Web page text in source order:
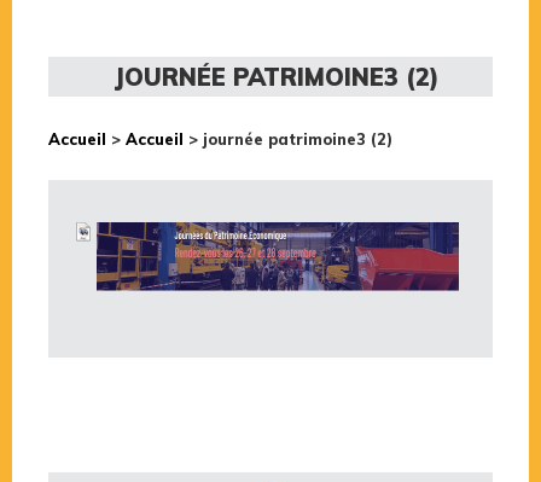
JOURNÉE PATRIMOINE3 (2)
Accueil > Accueil > journée patrimoine3 (2)